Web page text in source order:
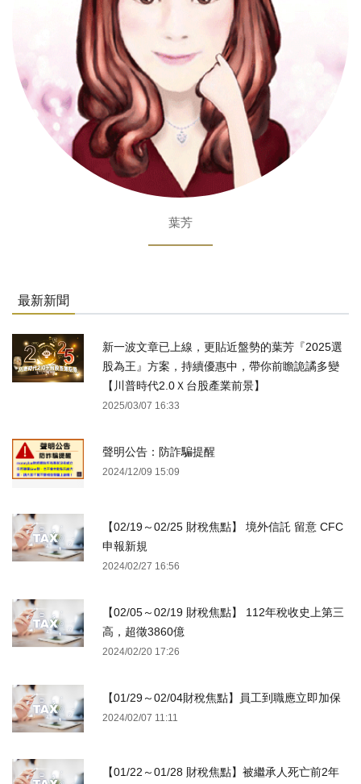
葉芳
最新新聞
新一波文章已上線，更貼近盤勢的葉芳『2025選
股為王』方案，持續優惠中，帶你前瞻詭譎多變
【川普時代2.0Ｘ台股產業前景】
2025/03/07 16:33
聲明公告：防詐騙提醒
2024/12/09 15:09
【02/19～02/25 財稅焦點】 境外信託 留意 CFC
申報新規
2024/02/27 16:56
【02/05～02/19 財稅焦點】 112年稅收史上第三
高，超徵3860億
2024/02/20 17:26
【01/29～02/04財稅焦點】員工到職應立即加保
2024/02/07 11:11
【01/22～01/28 財稅焦點】被繼承人死亡前2年